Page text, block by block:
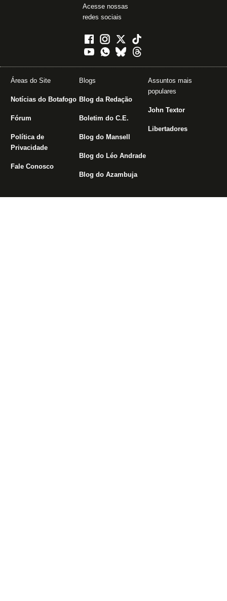
Acesse nossas
redes sociais
Áreas do Site
Notícias do Botafogo
Fórum
Política de
Privacidade
Fale Conosco
Blogs
Blog da Redação
Boletim do C.E.
Blog do Mansell
Blog do Léo Andrade
Blog do Azambuja
Assuntos mais
populares
John Textor
Libertadores